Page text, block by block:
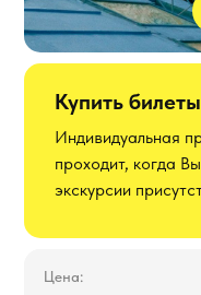
Купить
Цена:
Индивидуальная
проходит, когда
экскурсии
Цена: